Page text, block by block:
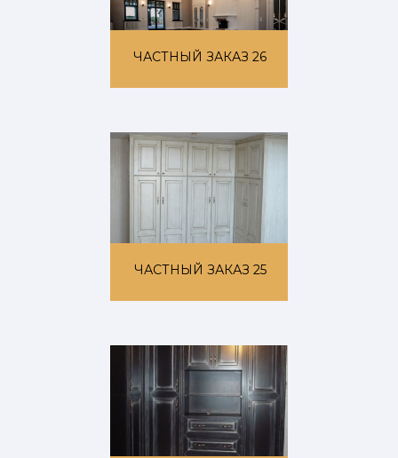
ЧАСТНЫЙ ЗАКАЗ 26
ЧАСТНЫЙ ЗАКАЗ 25